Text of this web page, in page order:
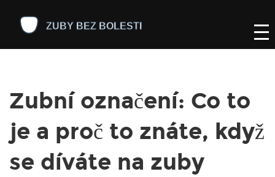
Zubní označení: Co to
je a proč to znáte, když
se díváte na zuby